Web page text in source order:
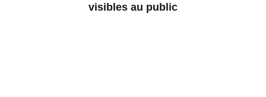
visibles au public